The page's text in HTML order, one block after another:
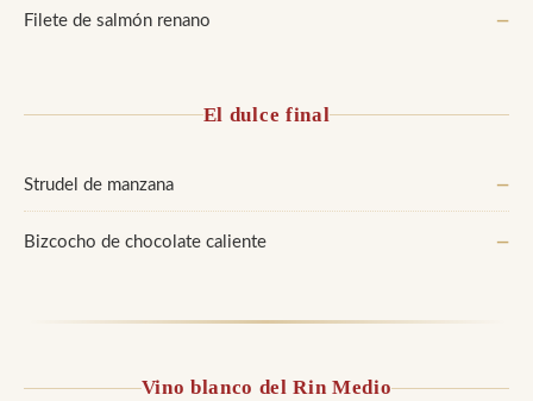
Filete de salmón renano —
El dulce final
Strudel de manzana —
Bizcocho de chocolate caliente —
Vino blanco del Rin Medio